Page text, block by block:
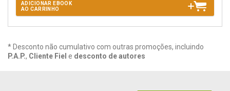
ADICIONAR EBOOK
AO CARRINHO
* Desconto não cumulativo com outras promoções, incluindo
P.A.P., Cliente Fiel e desconto de autores